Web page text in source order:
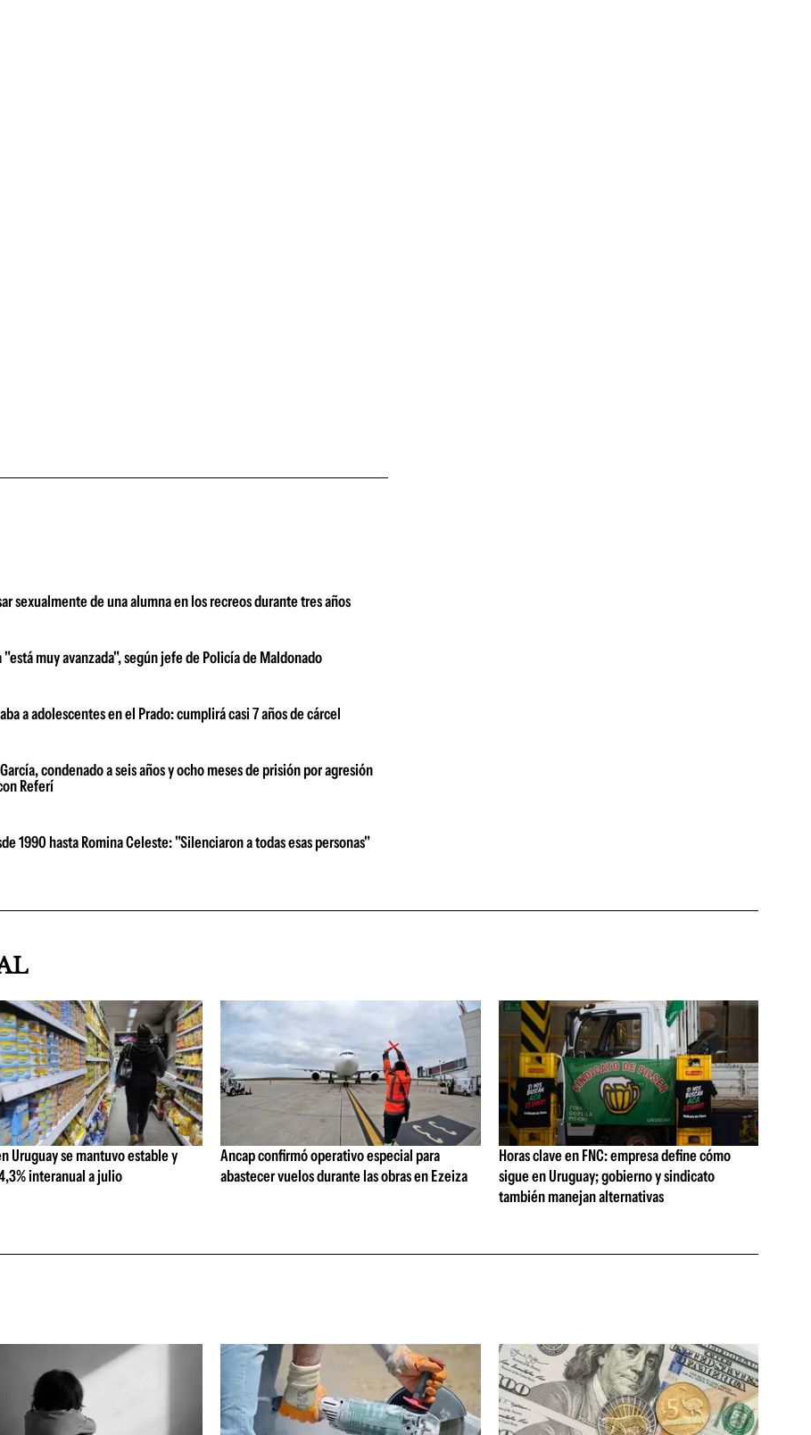
sexualmente de una alumna en los recreos durante tres años
muy avanzada", según jefe de Policía de Maldonado
a adolescentes en el Prado: cumplirá casi 7 años de cárcel
condenado a seis años y ocho meses de prisión por agresión
Referí
1990 hasta Romina Celeste: "Silenciaron a todas esas personas"
Uruguay se mantuvo estable y
interanual a julio
Ancap confirmó operativo especial para
abastecer vuelos durante las obras en Ezeiza
Horas clave en FNC: empresa define cómo
sigue en Uruguay; gobierno y sindicato
también manejan alternativas